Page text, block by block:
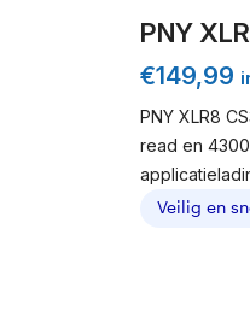
PNY
€149,99
PNY XLR8
read en